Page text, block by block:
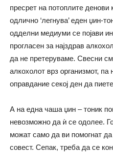
пресрет на потоплите
одлично ‘легнува’ еден џин-
одделни медиуми се појави
прогласен за најздрав
да не претеруваме. Свесни
алкохолот врз организмот, па
оправдание секој ден да
А на една чаша џин – тоник
невозможно да ѝ се одолее.
можат само да ви помогнат
совест. Сепак, треба да се